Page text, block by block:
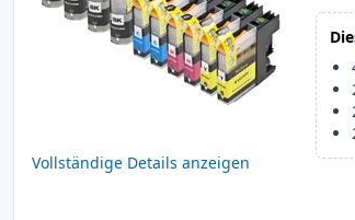
Vollständige Details anzeigen